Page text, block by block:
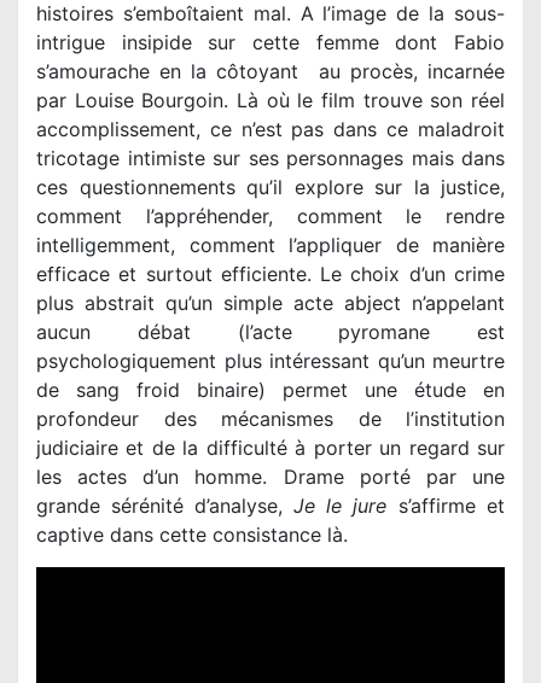
histoires s’emboîtaient mal. A l’image de la sous-
intrigue insipide sur cette femme dont Fabio
s’amourache en la côtoyant au procès, incarnée
par Louise Bourgoin. Là où le film trouve son réel
accomplissement, ce n’est pas dans ce maladroit
tricotage intimiste sur ses personnages mais dans
ces questionnements qu’il explore sur la justice,
comment l’appréhender, comment le rendre
intelligemment, comment l’appliquer de manière
efficace et surtout efficiente. Le choix d’un crime
plus abstrait qu’un simple acte abject n’appelant
aucun débat (l’acte pyromane est
psychologiquement plus intéressant qu’un meurtre
de sang froid binaire) permet une étude en
profondeur des mécanismes de l’institution
judiciaire et de la difficulté à porter un regard sur
les actes d’un homme. Drame porté par une
grande sérénité d’analyse, Je le jure s’affirme et
captive dans cette consistance là.